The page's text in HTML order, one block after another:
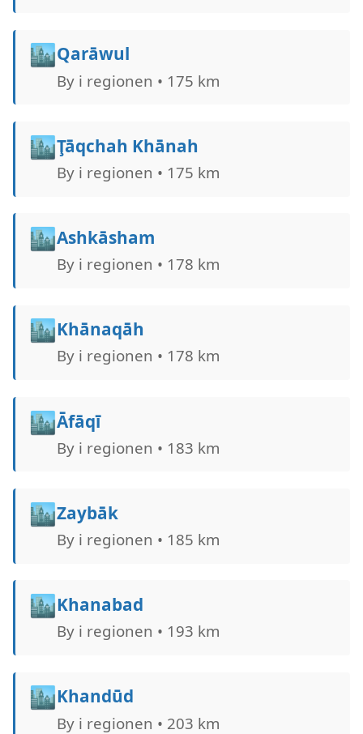
🏙️Qarāwul
By i regionen • 175 km
🏙️Ţāqchah Khānah
By i regionen • 175 km
🏙️Ashkāsham
By i regionen • 178 km
🏙️Khānaqāh
By i regionen • 178 km
🏙️Āfāqī
By i regionen • 183 km
🏙️Zaybāk
By i regionen • 185 km
🏙️Khanabad
By i regionen • 193 km
🏙️Khandūd
By i regionen • 203 km